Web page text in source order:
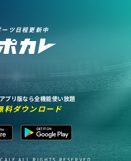
ーツ日程更新中
プリ版なら全機能使い放題
料ダウンロード